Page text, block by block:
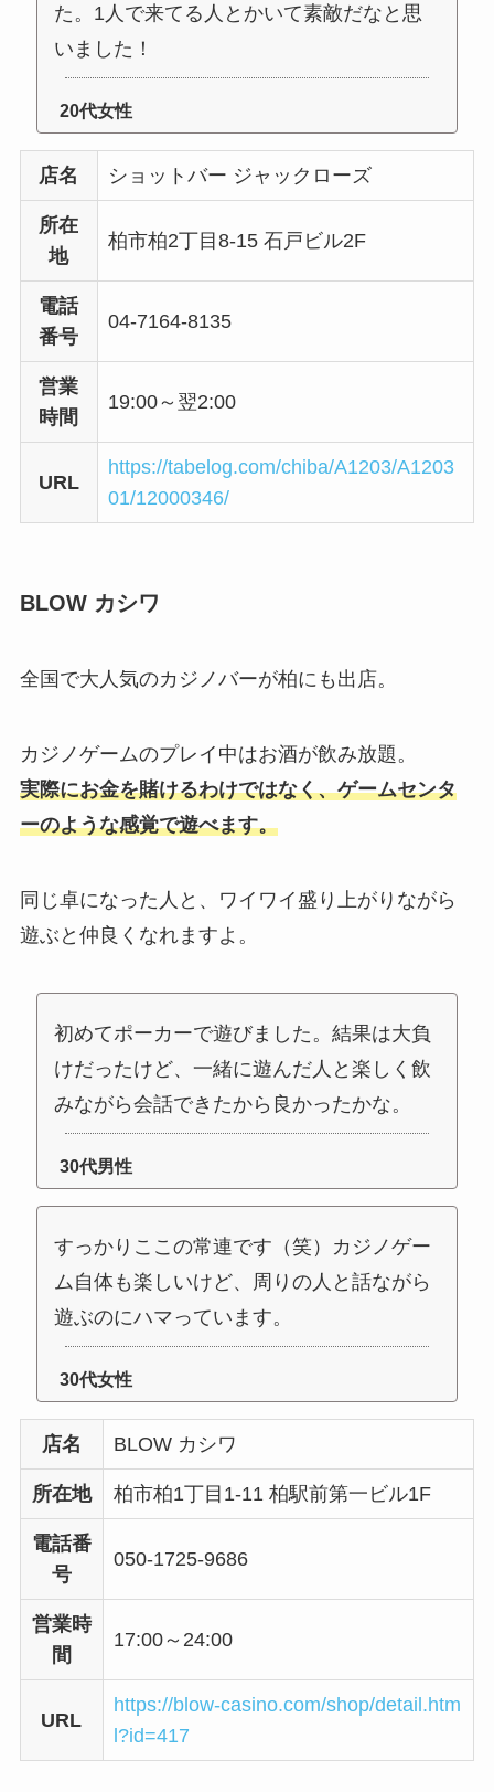
た。1人で来てる人とかいて素敵だなと思
いました！
20代女性
店名 ショットバー ジャックローズ
所在
地
柏市柏2丁目8-15 石戸ビル2F
電話
番号
04-7164-8135
営業
時間
19:00～翌2:00
URL
https://tabelog.com/chiba/A1203/A1203
01/12000346/
BLOW カシワ
全国で大人気のカジノバーが柏にも出店。
カジノゲームのプレイ中はお酒が飲み放題。
実際にお金を賭けるわけではなく、ゲームセンタ
ーのような感覚で遊べます。
同じ卓になった人と、ワイワイ盛り上がりながら
遊ぶと仲良くなれますよ。
初めてポーカーで遊びました。結果は大負
けだったけど、一緒に遊んだ人と楽しく飲
みながら会話できたから良かったかな。
30代男性
すっかりここの常連です（笑）カジノゲー
ム自体も楽しいけど、周りの人と話ながら
遊ぶのにハマっています。
30代女性
店名 BLOW カシワ
所在地 柏市柏1丁目1-11 柏駅前第一ビル1F
電話番
号
050-1725-9686
営業時
間
17:00～24:00
URL
https://blow-casino.com/shop/detail.htm
l?id=417